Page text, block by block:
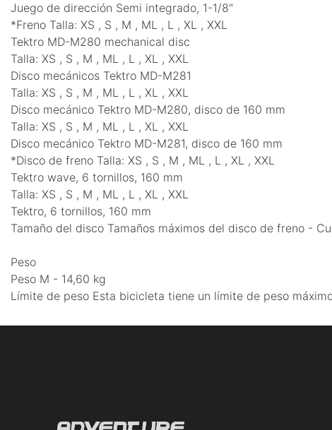
Juego de dirección Semi integrado, 1-1/8"
*Freno Talla: XS , S , M , ML , L , XL , XXL
Tektro MD-M280 mechanical disc
Talla: XS , S , M , ML , L , XL , XXL
Disco mecánicos Tektro MD-M281
Talla: XS , S , M , ML , L , XL , XXL
Disco mecánico Tektro MD-M280, disco de 160 mm
Talla: XS , S , M , ML , L , XL , XXL
Disco mecánico Tektro MD-M281, disco de 160 mm
*Disco de freno Talla: XS , S , M , ML , L , XL , XXL
Tektro wave, 6 tornillos, 160 mm
Talla: XS , S , M , ML , L , XL , XXL
Tektro, 6 tornillos, 160 mm
Tamaño del disco Tamaños máximos del disco de freno -
Peso
Peso M - 14,60 kg
Límite de peso Esta bicicleta tiene un límite de peso